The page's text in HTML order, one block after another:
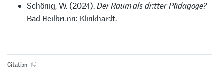
Schönig, W. (2024).Der Raum als dritter Pädagoge?
Bad Heilbrunn: Klinkhardt.
Citation